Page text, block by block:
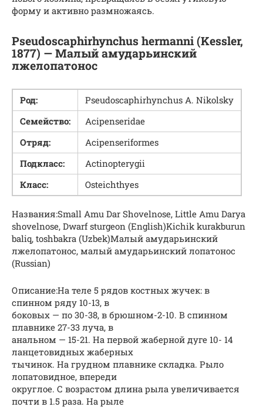
форму и активно размножаясь.
Pseudoscaphirhynchus hermanni (Kessler,
1877) — Малый амударьинский
лжелопатонос
Род:
Pseudoscaphirhynchus A. Nikolsky
Семейство:
Acipenseridae
Отряд:
Acipenseriformes
Подкласс:
Actinopterygii
Класс:
Osteichthyes
Названия:Small Amu Dar Shovelnose, Little Amu Darya
shovelnose, Dwarf sturgeon (English)Kichik kurakburun
baliq, toshbakra (Uzbek)Малый амударьинский
лжелопатонос, малый амударьинский лопатонос
(Russian)
Описание:На теле 5 рядов костных жучек: в
спинном ряду 10-13, в
боковых — по 30-38, в брюшном-2-10. В спинном
плавнике 27-33 луча, в
анальном — 15-21. На первой жаберной дуге 10- 14
ланцетовидных жаберных
тычинок. На грудном плавнике складка. Рыло
лопатовидное, впереди
округлое. С возрастом длина рыла увеличивается
почти в 1.5 раза. На рыле